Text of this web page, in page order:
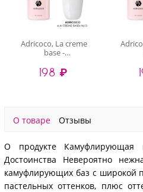
Adricoco, La creme
base -
база №13 (молочный
белый с шиммером),
198 ₽
база
О товаре Отзывы
О продукте Камуфлирующая
Достоинства Невероятно
камуфлирующих баз с широкой
пастельных оттенков, плюс